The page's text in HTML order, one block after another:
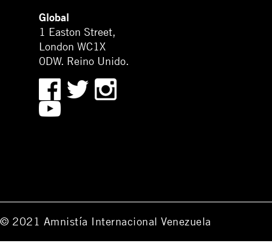
Global
1 Easton Street,
London WC1X
0DW. Reino Unido.
© 2021 Amnistía Internacional Venezuela